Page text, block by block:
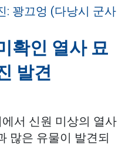
확인 열사 묘
발견
서 신원 미상의 열사
많은 유물이 발견되